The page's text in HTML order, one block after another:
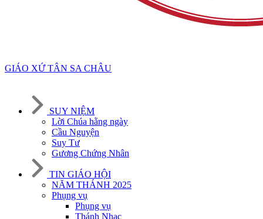
GIÁO XỨ TÂN SA CHÂU
SUY NIỆM
Lời Chúa hằng ngày
Cầu Nguyện
Suy Tư
Gương Chứng Nhân
TIN GIÁO HỘI
NĂM THÁNH 2025
Phụng vụ
Phụng vụ
Thánh Nhạc